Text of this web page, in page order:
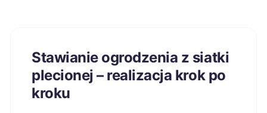
Stawianie ogrodzenia z siatki
plecionej – realizacja krok po
kroku